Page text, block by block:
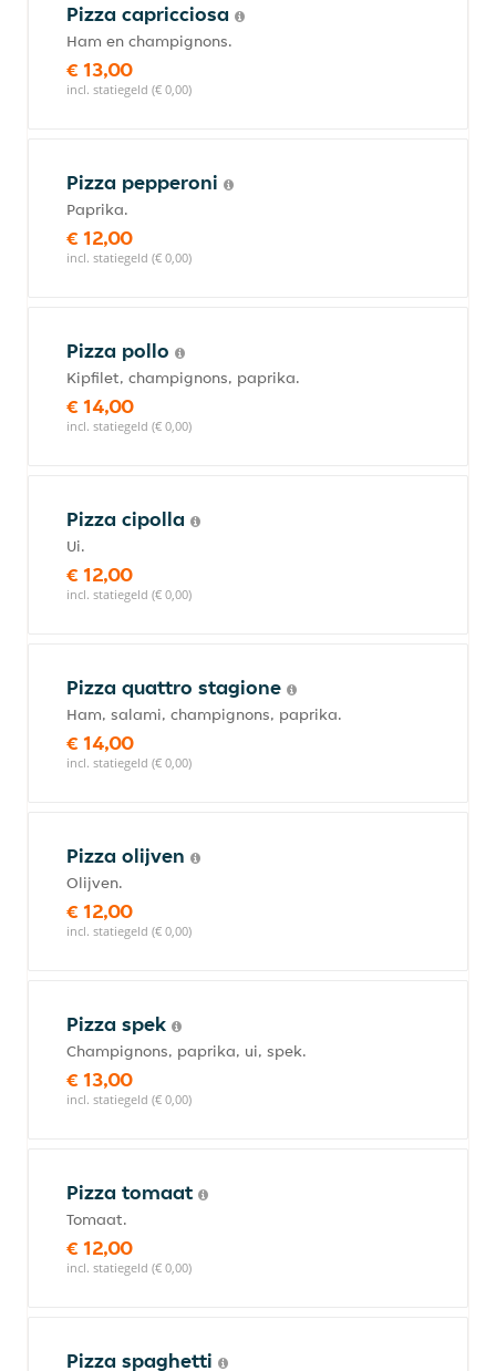
Pizza capricciosa
Ham en champignons.
€ 13,00
incl. statiegeld (€ 0,00)
Pizza pepperoni
Paprika.
€ 12,00
incl. statiegeld (€ 0,00)
Pizza pollo
Kipfilet, champignons, paprika.
€ 14,00
incl. statiegeld (€ 0,00)
Pizza cipolla
Ui.
€ 12,00
incl. statiegeld (€ 0,00)
Pizza quattro stagione
Ham, salami, champignons, paprika.
€ 14,00
incl. statiegeld (€ 0,00)
Pizza olijven
Olijven.
€ 12,00
incl. statiegeld (€ 0,00)
Pizza spek
Champignons, paprika, ui, spek.
€ 13,00
incl. statiegeld (€ 0,00)
Pizza tomaat
Tomaat.
€ 12,00
incl. statiegeld (€ 0,00)
Pizza spaghetti